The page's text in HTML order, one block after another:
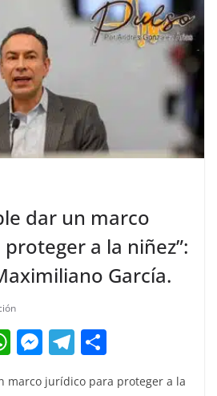
dar un marco
a la niñez”:
García.
W M
e
T
marco jurídico para proteger a la